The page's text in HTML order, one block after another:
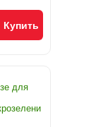
Купить
для